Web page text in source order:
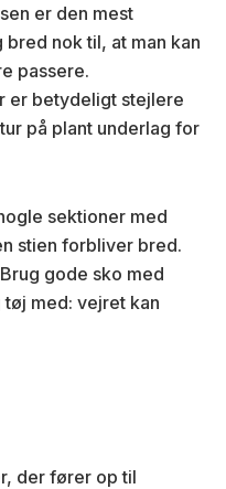
er den mest
nok til, at man kan
passere.
er betydeligt stejlere
på plant underlag for
sektioner med
stien forbliver bred.
gode sko med
med: vejret kan
der fører op til